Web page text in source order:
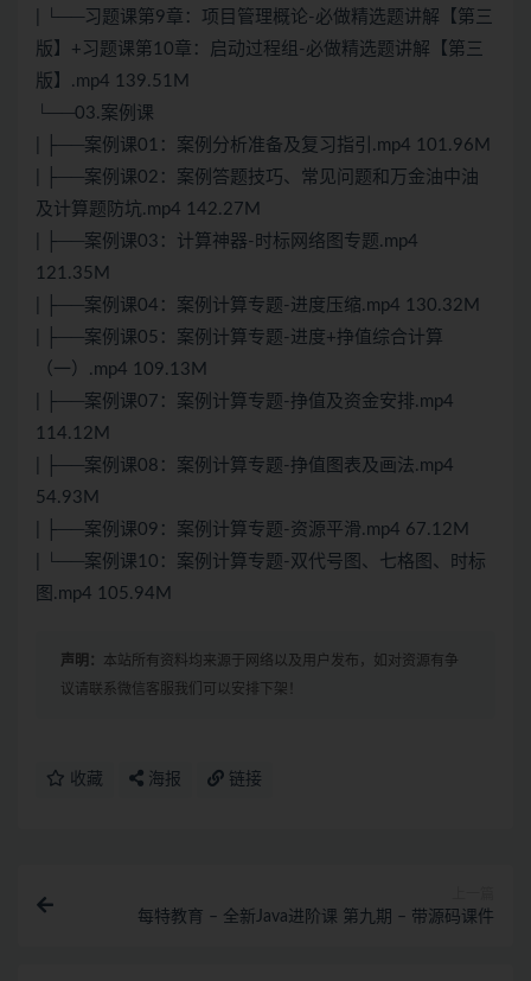
| └──习题课第9章：项目管理概论-必做精选题讲解【第三
版】+习题课第10章：启动过程组-必做精选题讲解【第三
版】.mp4 139.51M
└──03.案例课
| ├──案例课01：案例分析准备及复习指引.mp4 101.96M
| ├──案例课02：案例答题技巧、常见问题和万金油中油
及计算题防坑.mp4 142.27M
| ├──案例课03：计算神器-时标网络图专题.mp4
121.35M
| ├──案例课04：案例计算专题-进度压缩.mp4 130.32M
| ├──案例课05：案例计算专题-进度+挣值综合计算
（一）.mp4 109.13M
| ├──案例课07：案例计算专题-挣值及资金安排.mp4
114.12M
| ├──案例课08：案例计算专题-挣值图表及画法.mp4
54.93M
| ├──案例课09：案例计算专题-资源平滑.mp4 67.12M
| └──案例课10：案例计算专题-双代号图、七格图、时标
图.mp4 105.94M
声明： 本站所有资料均来源于网络以及用户发布，如对资源有争
议请联系微信客服我们可以安排下架！
收藏 海报 链接
每特教育 – 全新Java进阶课 第九期 – 带源码课件